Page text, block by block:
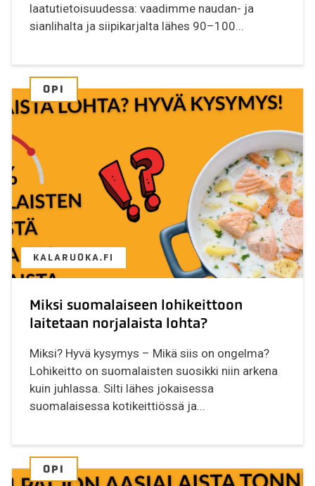
laatutietoisuudessa: vaadimme naudan- ja
sianlihalta ja siipikarjalta lähes 90–100...
OPI
KALARUOKA.FI
Miksi suomalaiseen lohikeittoon
laitetaan norjalaista lohta?
Miksi? Hyvä kysymys – Mikä siis on ongelma?
Lohikeitto on suomalaisten suosikki niin arkena
kuin juhlassa. Silti lähes jokaisessa
suomalaisessa kotikeittiössä ja...
OPI